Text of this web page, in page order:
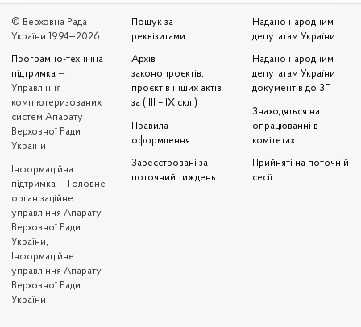
© Верховна Рада
України 1994—2026
Програмно-технічна
підтримка —
Управління
комп'ютеризованих
систем Апарату
Верховної Ради
України
Iнформаційна
підтримка — Головне
організаційне
управління Апарату
Верховної Ради
України,
Інформаційне
управління Апарату
Верховної Ради
України
Пошук за
реквізитами
Архів
законопроєктів,
проєктів інших актів
за ( III – IX скл.)
Правила
оформлення
Зареєстровані за
поточний тиждень
Надано народним
депутатам України
Надано народним
депутатам України
документів до ЗП
Знаходяться на
опрацюванні в
комітетах
Прийняті на поточній
сесії